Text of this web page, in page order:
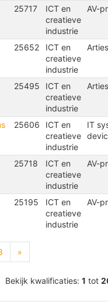
25717
ICT en
creatieve
industrie
AV-
25652
ICT en
creatieve
industrie
25495
ICT en
creatieve
industrie
25606
ICT en
creatieve
industrie
IT
25718
ICT en
creatieve
industrie
AV-
25195
ICT en
creatieve
industrie
AV-
»
Bekijk kwalificaties: 1 tot